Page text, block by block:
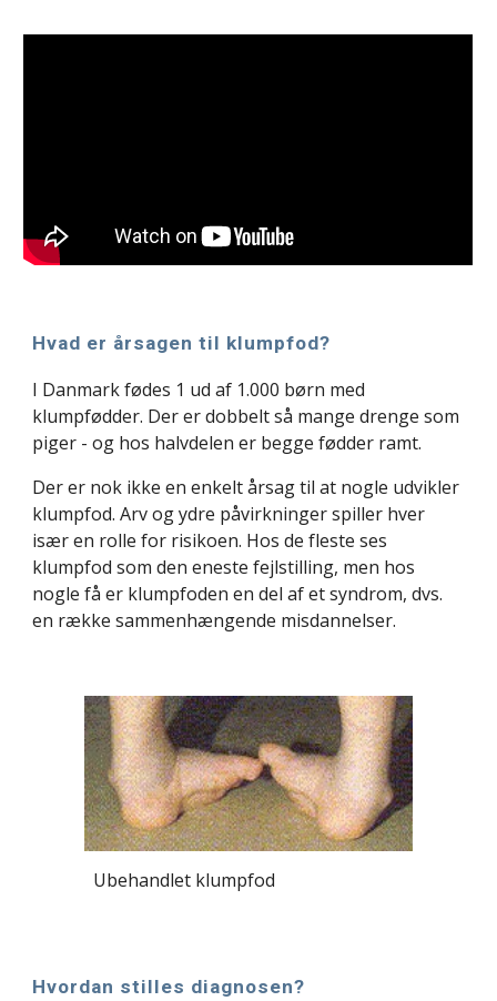
Hvad er årsagen til klumpfod?
I Danmark fødes 1 ud af 1.000 børn med
klumpfødder. Der er dobbelt så mange drenge som
piger - og hos halvdelen er begge fødder ramt.
Der er nok ikke en enkelt årsag til at nogle udvikler
klumpfod. Arv og ydre påvirkninger spiller hver
især en rolle for risikoen. Hos de fleste ses
klumpfod som den eneste fejlstilling, men hos
nogle få er klumpfoden en del af et syndrom, dvs.
en række sammenhængende misdannelser.
Ubehandlet klumpfod
Hvordan stilles diagnosen?